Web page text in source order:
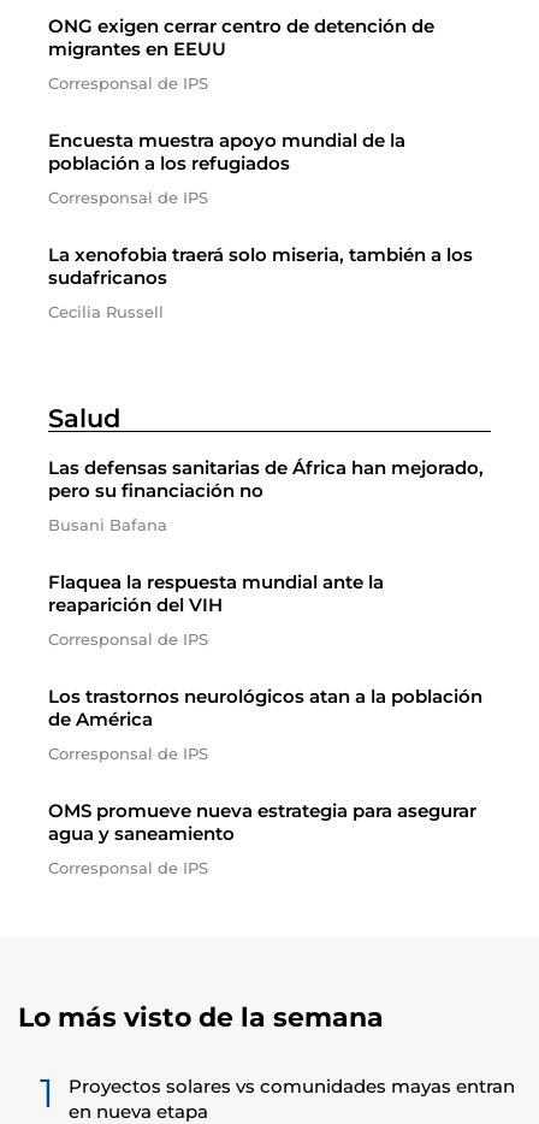
ONG exigen cerrar centro de detención de
migrantes en EEUU
Corresponsal de IPS
Encuesta muestra apoyo mundial de la
población a los refugiados
Corresponsal de IPS
La xenofobia traerá solo miseria, también a los
sudafricanos
Cecilia Russell
Salud
Las defensas sanitarias de África han mejorado,
pero su financiación no
Busani Bafana
Flaquea la respuesta mundial ante la
reaparición del VIH
Corresponsal de IPS
Los trastornos neurológicos atan a la población
de América
Corresponsal de IPS
OMS promueve nueva estrategia para asegurar
agua y saneamiento
Corresponsal de IPS
Lo más visto de la semana
1
Proyectos solares vs comunidades mayas entran
en nueva etapa